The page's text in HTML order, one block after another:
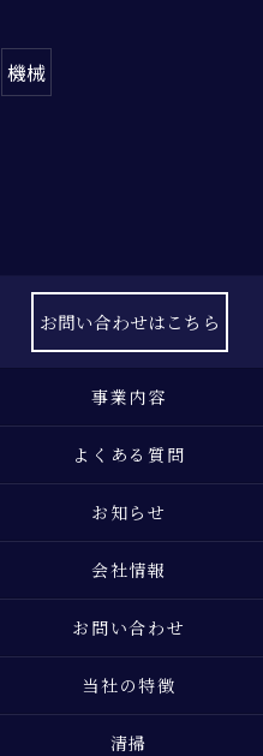
機械
お問い合わせはこちら
事業内容
よくある質問
お知らせ
会社情報
お問い合わせ
当社の特徴
清掃